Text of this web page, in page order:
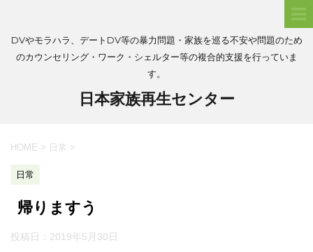
DVやモラハラ、デートDV等の暴力問題・家族を巡る不安や問題のため
のカウンセリング・ワーク・シェルター等の複合的支援を行っていま
す。
日本家族再生センター
HOME > 日常 >
日常
帰りますう
投稿日： 2019年5月30日